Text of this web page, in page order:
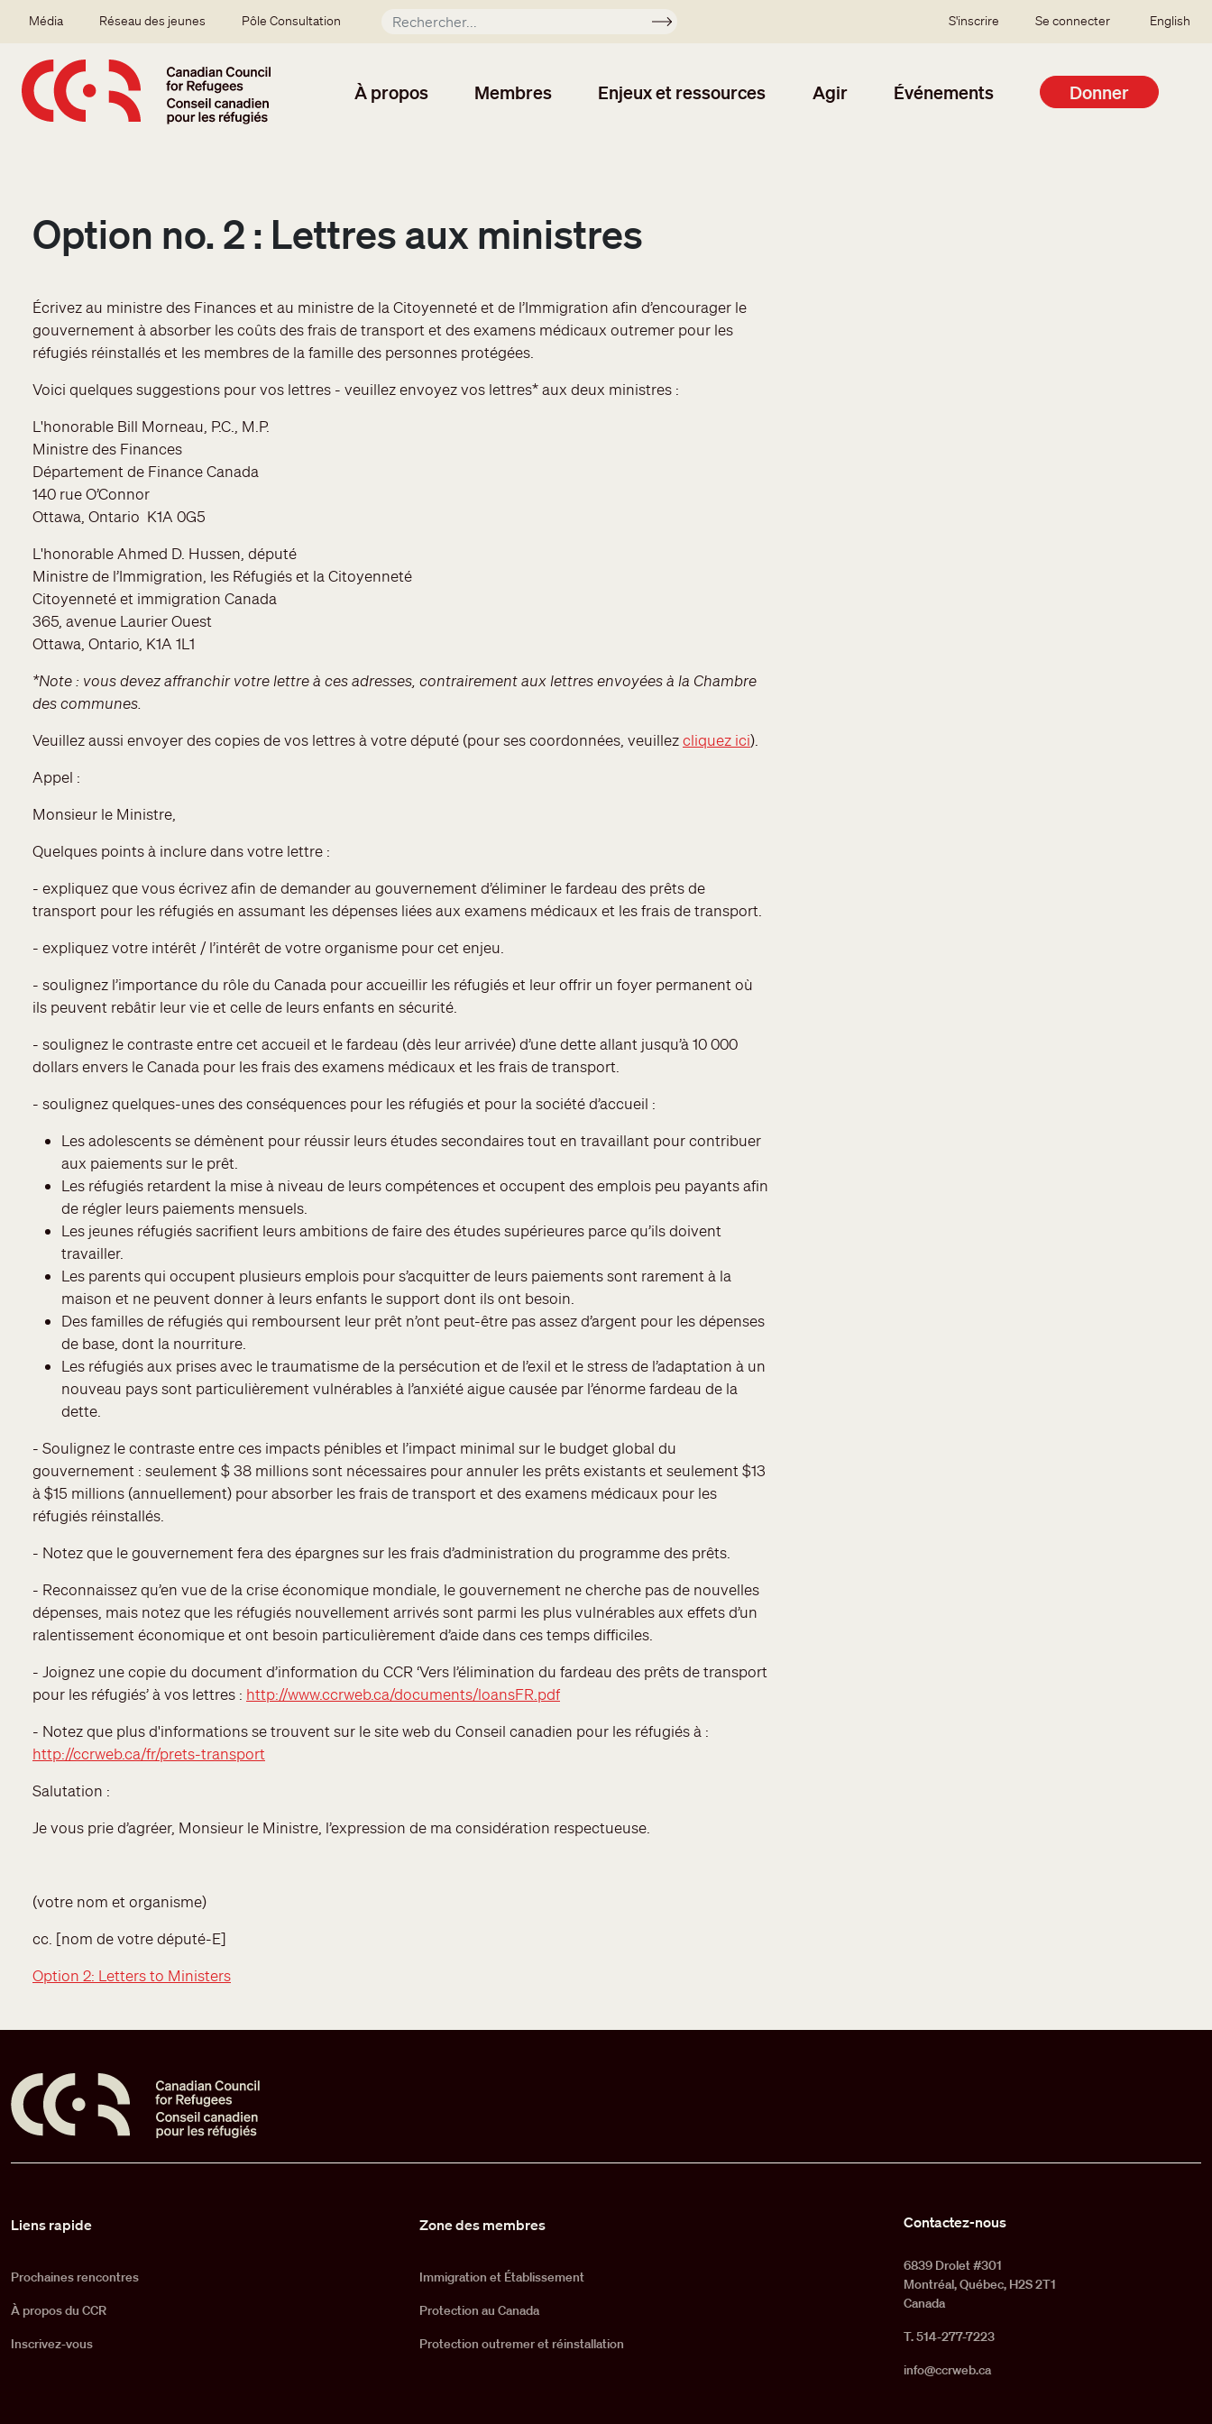
Secondary menu
Média Réseau des jeunes Pôle Consultation Soumettre SSO user menu
S'inscrire Se connecter English
À propos Membres Enjeux et ressources Agir Événements Donner
Option no. 2 : Lettres aux ministres
Écrivez au ministre des Finances et au ministre de la Citoyenneté et de l’Immigration afin d’encourager le
gouvernement à absorber les coûts des frais de transport et des examens médicaux outremer pour les
réfugiés réinstallés et les membres de la famille des personnes protégées.
Voici quelques suggestions pour vos lettres - veuillez envoyez vos lettres* aux deux ministres :
L'honorable Bill Morneau, P.C., M.P.
Ministre des Finances
Département de Finance Canada
140 rue O’Connor
Ottawa, Ontario K1A 0G5
L'honorable Ahmed D. Hussen, député
Ministre de l’Immigration, les Réfugiés et la Citoyenneté
Citoyenneté et immigration Canada
365, avenue Laurier Ouest
Ottawa, Ontario, K1A 1L1
*Note : vous devez affranchir votre lettre à ces adresses, contrairement aux lettres envoyées à la Chambre
des communes.
Veuillez aussi envoyer des copies de vos lettres à votre député (pour ses coordonnées, veuillezcliquez ici).
Appel :
Monsieur le Ministre,
Quelques points à inclure dans votre lettre :
- expliquez que vous écrivez afin de demander au gouvernement d’éliminer le fardeau des prêts de
transport pour les réfugiés en assumant les dépenses liées aux examens médicaux et les frais de transport.
- expliquez votre intérêt / l’intérêt de votre organisme pour cet enjeu.
- soulignez l’importance du rôle du Canada pour accueillir les réfugiés et leur offrir un foyer permanent où
ils peuvent rebâtir leur vie et celle de leurs enfants en sécurité.
- soulignez le contraste entre cet accueil et le fardeau (dès leur arrivée) d’une dette allant jusqu’à 10 000
dollars envers le Canada pour les frais des examens médicaux et les frais de transport.
- soulignez quelques-unes des conséquences pour les réfugiés et pour la société d’accueil :
Les adolescents se démènent pour réussir leurs études secondaires tout en travaillant pour contribuer
aux paiements sur le prêt.
Les réfugiés retardent la mise à niveau de leurs compétences et occupent des emplois peu payants afin
de régler leurs paiements mensuels.
Les jeunes réfugiés sacrifient leurs ambitions de faire des études supérieures parce qu’ils doivent
travailler.
Les parents qui occupent plusieurs emplois pour s’acquitter de leurs paiements sont rarement à la
maison et ne peuvent donner à leurs enfants le support dont ils ont besoin.
Des familles de réfugiés qui remboursent leur prêt n’ont peut-être pas assez d’argent pour les dépenses
de base, dont la nourriture.
Les réfugiés aux prises avec le traumatisme de la persécution et de l’exil et le stress de l’adaptation à un
nouveau pays sont particulièrement vulnérables à l’anxiété aigue causée par l’énorme fardeau de la
dette.
- Soulignez le contraste entre ces impacts pénibles et l’impact minimal sur le budget global du
gouvernement : seulement $ 38 millions sont nécessaires pour annuler les prêts existants et seulement $13
à $15 millions (annuellement) pour absorber les frais de transport et des examens médicaux pour les
réfugiés réinstallés.
- Notez que le gouvernement fera des épargnes sur les frais d’administration du programme des prêts.
- Reconnaissez qu’en vue de la crise économique mondiale, le gouvernement ne cherche pas de nouvelles
dépenses, mais notez que les réfugiés nouvellement arrivés sont parmi les plus vulnérables aux effets d’un
ralentissement économique et ont besoin particulièrement d’aide dans ces temps difficiles.
- Joignez une copie du document d’information du CCR ‘Vers l’élimination du fardeau des prêts de transport
pour les réfugiés’ à vos lettres : http://www.ccrweb.ca/documents/loansFR.pdf
- Notez que plus d'informations se trouvent sur le site web du Conseil canadien pour les réfugiés à :
http://ccrweb.ca/fr/prets-transport
Salutation :
Je vous prie d’agréer, Monsieur le Ministre, l’expression de ma considération respectueuse.
(votre nom et organisme)
cc. [nom de votre député-E]
Option 2: Letters to Ministers
Liens rapide
Prochaines rencontres
À propos du CCR
Inscrivez-vous
Zone des membres
Immigration et Établissement
Protection au Canada
Protection outremer et réinstallation
Contactez-nous
6839 Drolet #301
Montréal, Québec, H2S 2T1
Canada
T. 514-277-7223
info@ccrweb.ca